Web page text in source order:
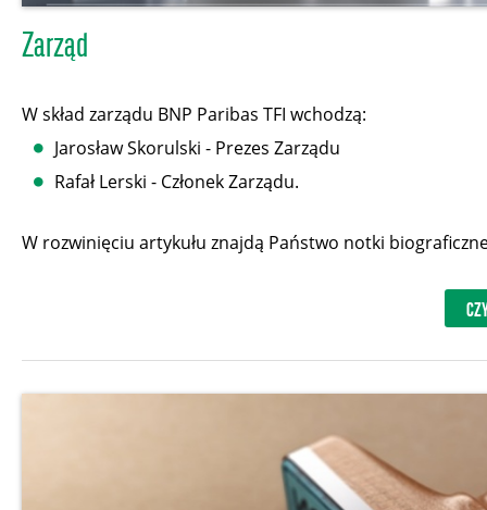
Zarząd
W skład zarządu BNP Paribas TFI wchodzą:
Jarosław Skorulski - Prezes Zarządu
Rafał Lerski - Członek Zarządu.
W rozwinięciu artykułu znajdą Państwo notki